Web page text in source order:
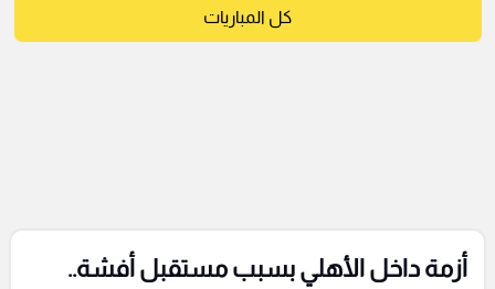
كل المباريات
أزمة داخل الأهلي بسبب مستقبل أفشة..